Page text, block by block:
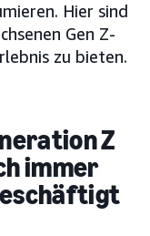
Hier sind
Gen Z-
zu bieten.
Z
immer